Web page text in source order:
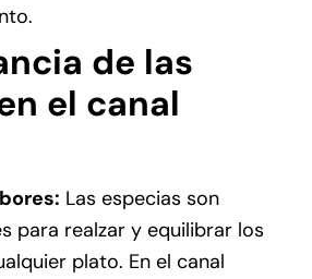
de las
el canal
Las especias son
para realzar y equilibrar los
plato. En el canal